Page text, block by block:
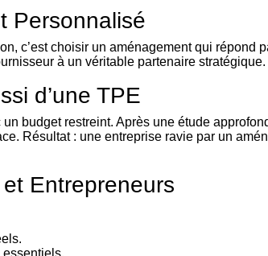
Personnalisé
c’est choisir un aménagement qui
à un véritable partenaire stratégique.
d’une TPE
budget restreint. Après une étude
Résultat : une entreprise ravie par un
Entrepreneurs